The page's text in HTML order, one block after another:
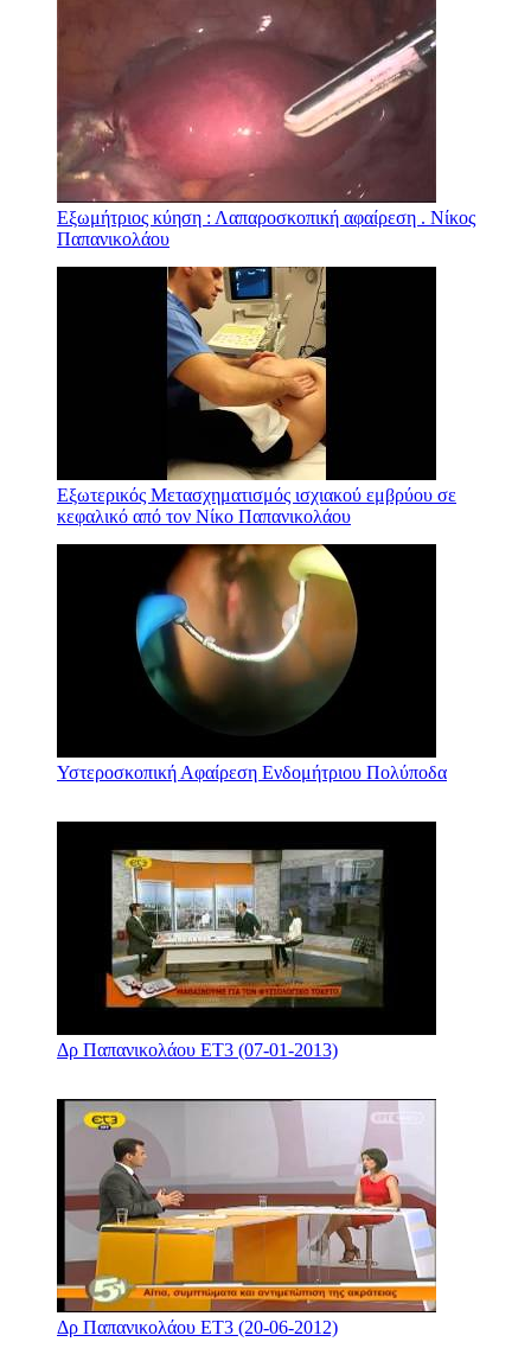
Εξωμήτριος κύηση : Λαπαροσκοπική αφαίρεση . Νίκος
Παπανικολάου
Εξωτερικός Μετασχηματισμός ισχιακού εμβρύου σε
κεφαλικό από τον Νίκο Παπανικολάου
Υστεροσκοπική Αφαίρεση Ενδομήτριου Πολύποδα
Δρ Παπανικολάου ΕΤ3 (07-01-2013)
Δρ Παπανικολάου ΕΤ3 (20-06-2012)